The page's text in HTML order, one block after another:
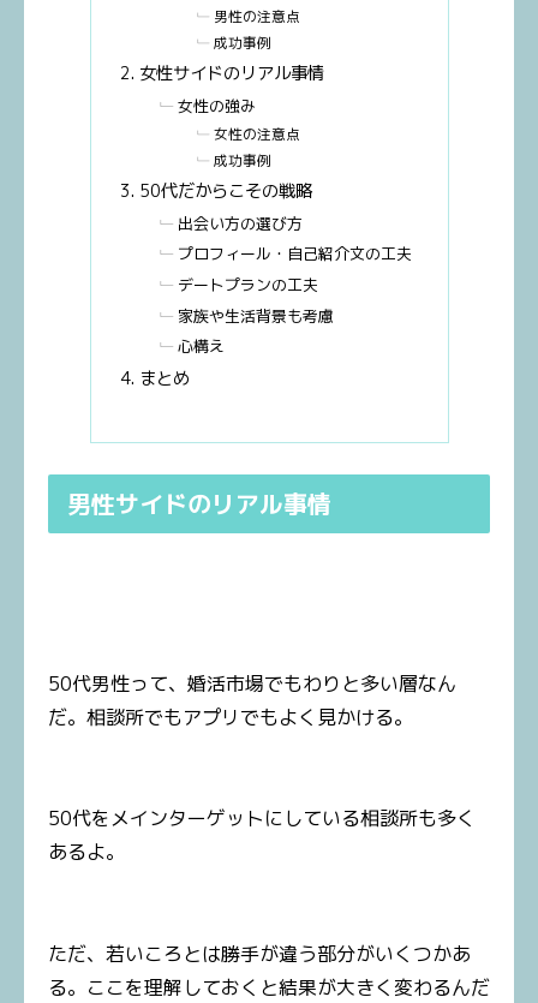
男性の注意点
成功事例
女性サイドのリアル事情
女性の強み
女性の注意点
成功事例
50代だからこその戦略
出会い方の選び方
プロフィール・自己紹介文の工夫
デートプランの工夫
家族や生活背景も考慮
心構え
まとめ
男性サイドのリアル事情
50代男性って、婚活市場でもわりと多い層なん
だ。相談所でもアプリでもよく見かける。
50代をメインターゲットにしている相談所も多く
あるよ。
ただ、若いころとは勝手が違う部分がいくつかあ
る。ここを理解しておくと結果が大きく変わるんだ